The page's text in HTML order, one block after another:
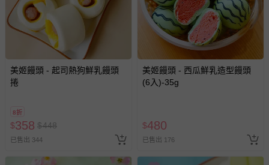
美姬饅頭 - 起司熱狗鮮乳饅頭
捲
8折
$358 $448
已售出 344
美姬饅頭 - 西瓜鮮乳造型饅頭
(6入)-35g
$480
已售出 176